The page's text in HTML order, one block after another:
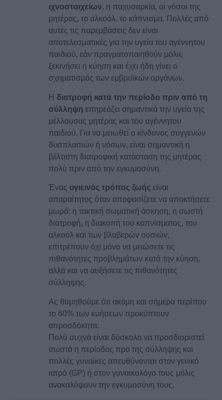
ιχνοστοιχείων, η παχυσαρκία, οι νόσοι της
μητέρας, το αλκοόλ, το κάπνισμα. Πολλές από
αυτές τις παρεμβάσεις δεν είναι
αποτελεσματικές για την υγεία του αγέννητου
παιδιού, εάν πραγματοποιηθούν μόλις
ξεκινήσει η κύηση και έχει ήδη γίνει ο
σχηματισμός των εμβρυϊκών οργάνων.
Η διατροφή κατά την περίοδο πριν από τη
σύλληψη επηρεάζει σημαντικά την υγεία της
μέλλουσας μητέρας και του αγέννητου
παιδιού. Για να μειωθεί ο κίνδυνος συγγενών
δυσπλασιών ή νόσων, είναι σημαντική η
βέλτιστη διατροφική κατάσταση της μητέρας
πολύ πριν από την εγκυμοσύνη.
Ένας υγιεινός τρόπος ζωής είναι
απαραίτητος όταν αποφασίζετε να αποκτήσετε
μωρό: η τακτική σωματική άσκηση, η σωστή
διατροφή, η διακοπή του καπνίσματος, του
αλκοόλ και των βλαβερών ουσιών,
επιτρέπουν όχι μόνο να μειώσετε τις
πιθανότητες προβλημάτων κατά την κύηση,
αλλά και να αυξήσετε τις πιθανότητες
σύλληψης.
Ας θυμηθούμε ότι ακόμη και σήμερα περίπου
το 60% των κυήσεων προκύπτουν
απροσδόκητα.
Πολύ συχνά είναι δύσκολο να προσδιοριστεί
σωστά η περίοδος προ της σύλληψης και
πολλές γυναίκες απευθύνονται στον γενικό
ιατρό (GP) ή στον γυναικολόγο τους μόλις
ανακαλύψουν την εγκυμοσύνη τους.